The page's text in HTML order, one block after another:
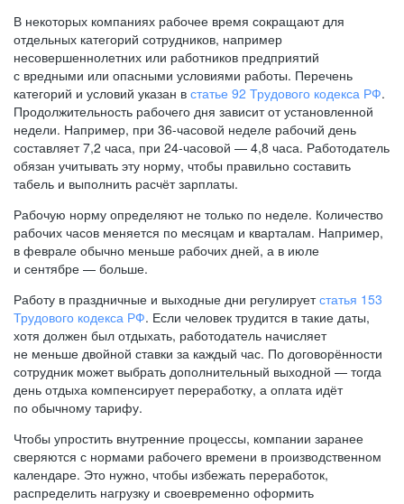
В некоторых компаниях рабочее время сокращают для
отдельных категорий сотрудников, например
несовершеннолетних или работников предприятий
с вредными или опасными условиями работы. Перечень
категорий и условий указан в статье 92 Трудового кодекса РФ.
Продолжительность рабочего дня зависит от установленной
недели. Например, при 36-часовой неделе рабочий день
составляет 7,2 часа, при 24-часовой — 4,8 часа. Работодатель
обязан учитывать эту норму, чтобы правильно составить
табель и выполнить расчёт зарплаты.
Рабочую норму определяют не только по неделе. Количество
рабочих часов меняется по месяцам и кварталам. Например,
в феврале обычно меньше рабочих дней, а в июле
и сентябре — больше.
Работу в праздничные и выходные дни регулируетстатья 153
Трудового кодекса РФ. Если человек трудится в такие даты,
хотя должен был отдыхать, работодатель начисляет
не меньше двойной ставки за каждый час. По договорённости
сотрудник может выбрать дополнительный выходной — тогда
день отдыха компенсирует переработку, а оплата идёт
по обычному тарифу.
Чтобы упростить внутренние процессы, компании заранее
сверяются с нормами рабочего времени в производственном
календаре. Это нужно, чтобы избежать переработок,
распределить нагрузку и своевременно оформить